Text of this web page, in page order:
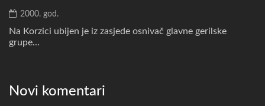
2000. god.
Na Korzici ubijen je iz zasjede osnivač glavne gerilske
grupe...
Novi komentari